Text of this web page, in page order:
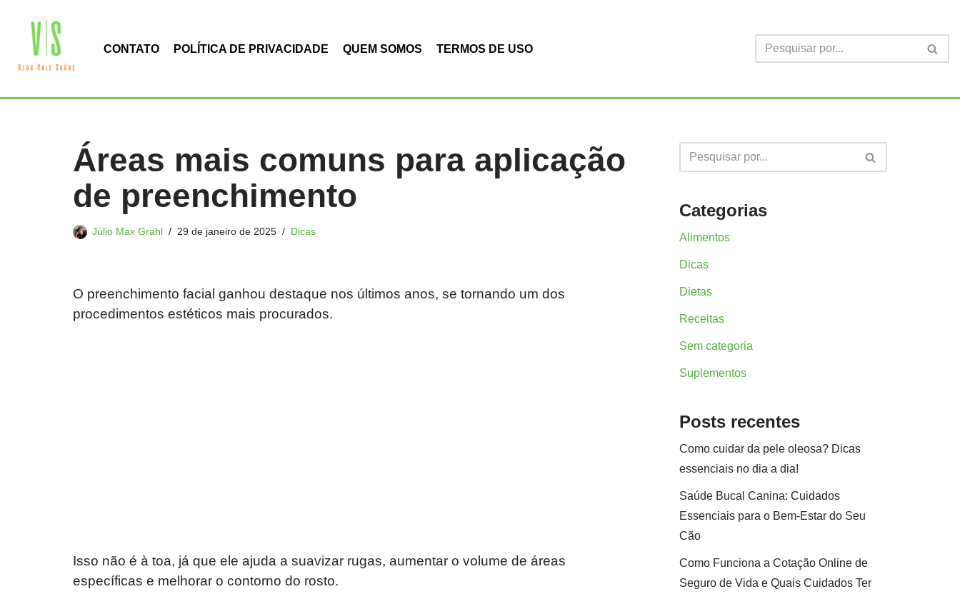
Pular
conteúdo
CONTATO POLÍTICA DE PRIVACIDADE QUEM SOMOS TERMOS DE USO
Áreas mais comuns para aplicação
de preenchimento
Júlio Max Grahl 29 de janeiro de 2025 Dicas
O preenchimento facial ganhou destaque nos últimos anos, se tornando um dos
procedimentos estéticos mais procurados.
Isso não é à toa, já que ele ajuda a suavizar rugas, aumentar o volume de áreas
específicas e melhorar o contorno do rosto.
Categorias
Alimentos
Dicas
Dietas
Receitas
Sem categoria
Suplementos
Posts recentes
Como cuidar da pele oleosa? Dicas
essenciais no dia a dia!
Saúde Bucal Canina: Cuidados
Essenciais para o Bem-Estar do Seu
Cão
Como Funciona a Cotação Online de
Seguro de Vida e Quais Cuidados Ter